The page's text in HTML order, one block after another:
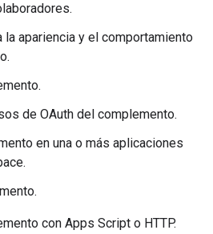
la apariencia y el comportamiento
de OAuth del complemento.
en una o más aplicaciones
con Apps Script o HTTP.